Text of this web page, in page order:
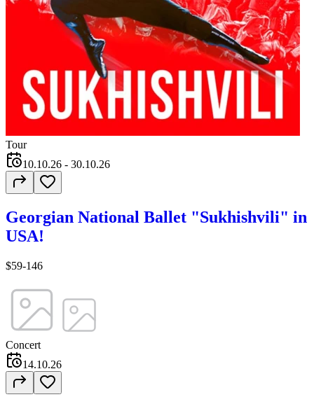
Tour
10.10.26 - 30.10.26
Georgian National Ballet "Sukhishvili" in
USA!
$59-146
Concert
14.10.26